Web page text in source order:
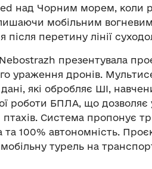
над Чорним морем, коли
мобільним
після перетину лінії
презентувала
ураження дронів.
дані, які обробляє ШІ,
роботи БПЛА, що
птахів. Система пропонує
та 100% автономність.
турель на